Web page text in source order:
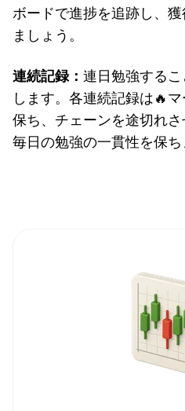
ボードで進捗を追跡し、
ましょう。
連続記録： 連日勉強する
します。各連続記録は🔥
保ち、チェーンを途切れさ
毎日の勉強の一貫性を保ち